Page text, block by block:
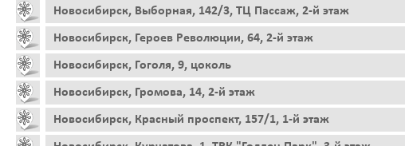
Новосибирск, Выборная, 142/3, ТЦ Пассаж, 2-й этаж
Новосибирск, Героев Революции, 64, 2-й этаж
Новосибирск, Гоголя, 9, цоколь
Новосибирск, Громова, 14, 2-й этаж
Новосибирск, Красный проспект, 157/1, 1-й этаж